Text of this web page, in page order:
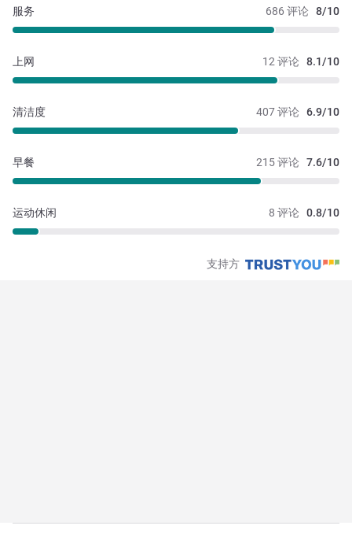
686 评论 8/10
服务
12 评论 8.1/10
上网
407 评论 6.9/10
清洁度
215 评论 7.6/10
早餐
8 评论 0.8/10
运动休闲
支持方